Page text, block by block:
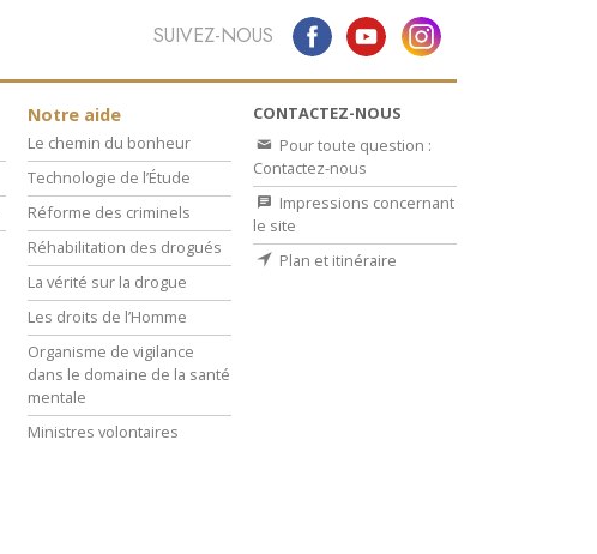
SUIVEZ-NOUS
Notre aide
Le chemin du bonheur
Technologie de l’Étude
Réforme des criminels
Réhabilitation des drogués
La vérité sur la drogue
Les droits de l’Homme
Organisme de vigilance
dans le domaine de la santé
mentale
Ministres volontaires
CONTACTEZ-NOUS
Pour toute question :
Contactez-nous
Impressions concernant
le site
Plan et itinéraire